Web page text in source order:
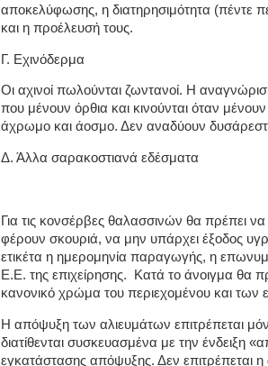
αποκελύφωσης, η διατηρησιμότητα
και η προέλευσή τους.
Γ. Εχινόδερμα
Οι αχινοί πωλούνται ζωντανοί. Η
που μένουν όρθια και κινούνται όταν
άχρωμο και άοσμο. Δεν αναδύουν
Δ. Άλλα σαρακοστιανά εδέσματα
Για τις κονσέρβες θαλασσινών θα πρέπει
φέρουν σκουριά, να μην υπάρχει έξοδος
ετικέτα η ημερομηνία παραγωγής, η
Ε.Ε. της επιχείρησης.
Κατά το άνοιγμα θα
κανονικό χρώμα του περιεχομένου και
Η απόψυξη των αλιευμάτων επιτρέπεται
διατίθενται συσκευασμένα με την ένδειξη
εγκατάστασης απόψυξης. Δεν επιτρέπεται